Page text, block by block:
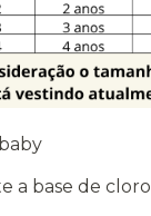
a base de cloro